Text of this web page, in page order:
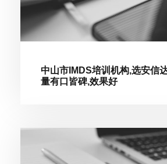
中山市IMDS培训机构,选安信
量有口皆碑,效果好